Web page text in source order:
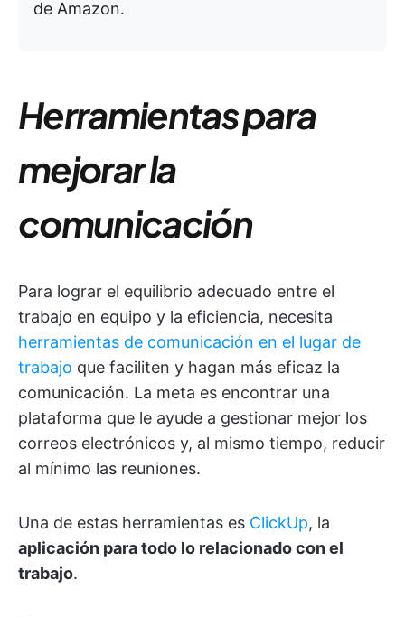
de Amazon.
Herramientas para
mejorar la
comunicación
Para lograr el equilibrio adecuado entre el
trabajo en equipo y la eficiencia, necesita
herramientas de comunicación en el lugar de
trabajo que faciliten y hagan más eficaz la
comunicación. La meta es encontrar una
plataforma que le ayude a gestionar mejor los
correos electrónicos y, al mismo tiempo, reducir
al mínimo las reuniones.
Una de estas herramientas es ClickUp, la
aplicación para todo lo relacionado con el
trabajo.